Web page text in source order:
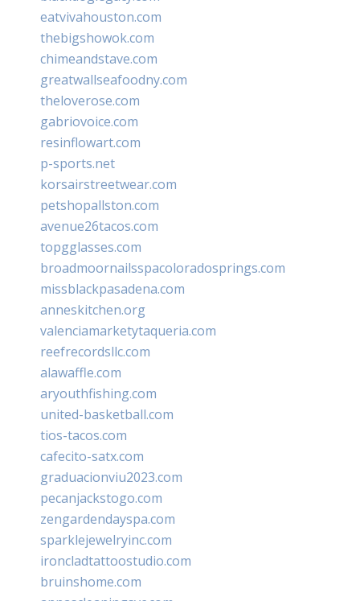
eatvivahouston.com
thebigshowok.com
chimeandstave.com
greatwallseafoodny.com
theloverose.com
gabriovoice.com
resinflowart.com
p-sports.net
korsairstreetwear.com
petshopallston.com
avenue26tacos.com
topgglasses.com
broadmoornailsspacoloradosprings.com
missblackpasadena.com
anneskitchen.org
valenciamarketytaqueria.com
reefrecordsllc.com
alawaffle.com
aryouthfishing.com
united-basketball.com
tios-tacos.com
cafecito-satx.com
graduacionviu2023.com
pecanjackstogo.com
zengardendayspa.com
sparklejewelryinc.com
ironcladtattoostudio.com
bruinshome.com